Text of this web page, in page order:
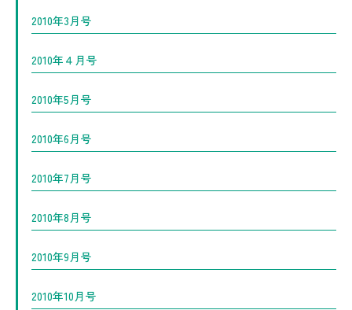
2010年3月号
2010年４月号
2010年5月号
2010年6月号
2010年7月号
2010年8月号
2010年9月号
2010年10月号